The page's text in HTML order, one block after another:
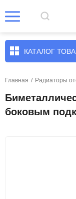
КАТАЛОГ
Главная / Радиаторы
боковым